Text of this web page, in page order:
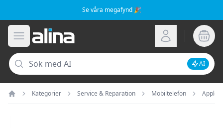
Se våra megafynd 🎉
Öppna meny
Alina.se Logga in
Sök
AI
Hem
Kategorier Service & Reparation Mobiltelefon Apple